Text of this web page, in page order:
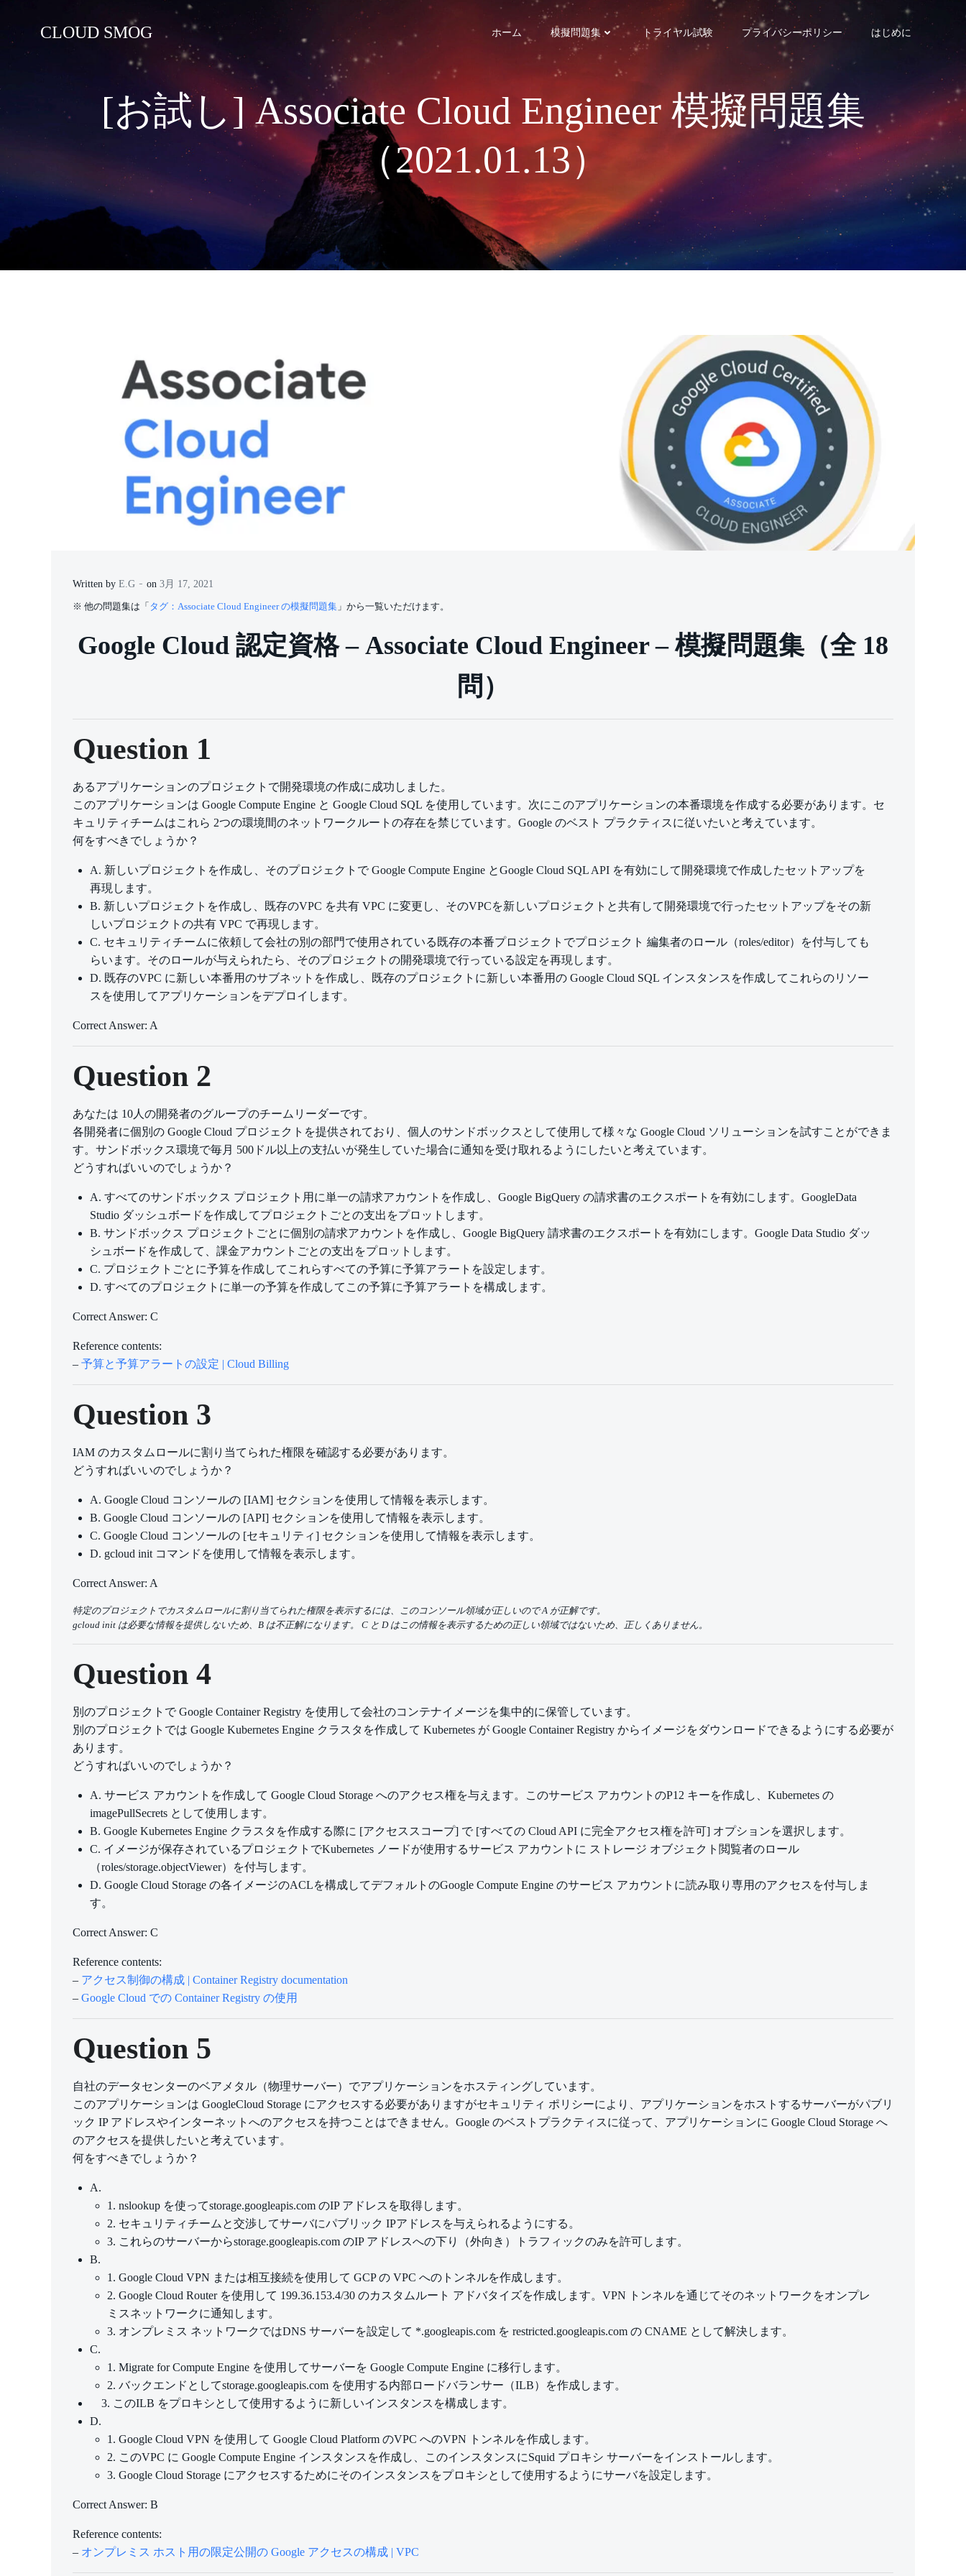
ス
CLOUD SMOG ホーム 模擬問題集 トライヤル試験 プライバシーポリシー はじめに
[お試し] Associate Cloud Engineer 模擬問題集
（2021.01.13）
Written by E.G - on 3月 17, 2021
※ 他の問題集は「 タグ：Associate Cloud Engineer の模擬問題集 」から一覧いただけます。
Google Cloud 認定資格 – Associate Cloud Engineer – 模擬問題集（全 18
問）
Question 1
あるアプリケーションのプロジェクトで開発環境の作成に成功しました。
このアプリケーションは Google Compute Engine と Google Cloud SQL を使用しています。次にこのアプリケーションの本番環境を作成する必要があります。セ
キュリティチームはこれら 2つの環境間のネットワークルートの存在を禁じています。Google のベスト プラクティスに従いたいと考えています。
何をすべきでしょうか？
A. 新しいプロジェクトを作成し、そのプロジェクトで Google Compute Engine とGoogle Cloud SQL API を有効にして開発環境で作成したセットアップを
再現します。
B. 新しいプロジェクトを作成し、既存のVPC を共有 VPC に変更し、そのVPCを新しいプロジェクトと共有して開発環境で行ったセットアップをその新
しいプロジェクトの共有 VPC で再現します。
C. セキュリティチームに依頼して会社の別の部門で使用されている既存の本番プロジェクトでプロジェクト 編集者のロール（roles/editor）を付与しても
らいます。そのロールが与えられたら、そのプロジェクトの開発環境で行っている設定を再現します。
D. 既存のVPC に新しい本番用のサブネットを作成し、既存のプロジェクトに新しい本番用の Google Cloud SQL インスタンスを作成してこれらのリソー
スを使用してアプリケーションをデプロイします。
Correct Answer: A
Question 2
あなたは 10人の開発者のグループのチームリーダーです。
各開発者に個別の Google Cloud プロジェクトを提供されており、個人のサンドボックスとして使用して様々な Google Cloud ソリューションを試すことができま
す。サンドボックス環境で毎月 500ドル以上の支払いが発生していた場合に通知を受け取れるようにしたいと考えています。
どうすればいいのでしょうか？
A. すべてのサンドボックス プロジェクト用に単一の請求アカウントを作成し、Google BigQuery の請求書のエクスポートを有効にします。GoogleData
Studio ダッシュボードを作成してプロジェクトごとの支出をプロットします。
B. サンドボックス プロジェクトごとに個別の請求アカウントを作成し、Google BigQuery 請求書のエクスポートを有効にします。Google Data Studio ダッ
シュボードを作成して、課金アカウントごとの支出をプロットします。
C. プロジェクトごとに予算を作成してこれらすべての予算に予算アラートを設定します。
D. すべてのプロジェクトに単一の予算を作成してこの予算に予算アラートを構成します。
Correct Answer: C
Reference contents:
– 予算と予算アラートの設定 | Cloud Billing
Question 3
IAM のカスタムロールに割り当てられた権限を確認する必要があります。
どうすればいいのでしょうか？
A. Google Cloud コンソールの [IAM] セクションを使用して情報を表示します。
B. Google Cloud コンソールの [API] セクションを使用して情報を表示します。
C. Google Cloud コンソールの [セキュリティ] セクションを使用して情報を表示します。
D. gcloud init コマンドを使用して情報を表示します。
Correct Answer: A
特定のプロジェクトでカスタムロールに割り当てられた権限を表示するには、このコンソール領域が正しいので A が正解です。
gcloud init は必要な情報を提供しないため、B は不正解になります。 C と D はこの情報を表示するための正しい領域ではないため、正しくありません。
Question 4
別のプロジェクトで Google Container Registry を使用して会社のコンテナイメージを集中的に保管しています。
別のプロジェクトでは Google Kubernetes Engine クラスタを作成して Kubernetes が Google Container Registry からイメージをダウンロードできるようにする必要が
あります。
どうすればいいのでしょうか？
A. サービス アカウントを作成して Google Cloud Storage へのアクセス権を与えます。このサービス アカウントのP12 キーを作成し、Kubernetes の
imagePullSecrets として使用します。
B. Google Kubernetes Engine クラスタを作成する際に [アクセススコープ] で [すべての Cloud API に完全アクセス権を許可] オプションを選択します。
C. イメージが保存されているプロジェクトでKubernetes ノードが使用するサービス アカウントに ストレージ オブジェクト閲覧者のロール
（roles/storage.objectViewer）を付与します。
D. Google Cloud Storage の各イメージのACLを構成してデフォルトのGoogle Compute Engine のサービス アカウントに読み取り専用のアクセスを付与しま
す。
Correct Answer: C
Reference contents:
– アクセス制御の構成 | Container Registry documentation
– Google Cloud での Container Registry の使用
Question 5
自社のデータセンターのベアメタル（物理サーバー）でアプリケーションをホスティングしています。
このアプリケーションは GoogleCloud Storage にアクセスする必要がありますがセキュリティ ポリシーにより、アプリケーションをホストするサーバーがパブリ
ック IP アドレスやインターネットへのアクセスを持つことはできません。Google のベストプラクティスに従って、アプリケーションに Google Cloud Storage へ
のアクセスを提供したいと考えています。
何をすべきでしょうか？
A.
1. nslookup を使ってstorage.googleapis.com のIP アドレスを取得します。
2. セキュリティチームと交渉してサーバにパブリック IPアドレスを与えられるようにする。
3. これらのサーバーからstorage.googleapis.com のIP アドレスへの下り（外向き）トラフィックのみを許可します。
B.
1. Google Cloud VPN または相互接続を使用して GCP の VPC へのトンネルを作成します。
2. Google Cloud Router を使用して 199.36.153.4/30 のカスタムルート アドバタイズを作成します。VPN トンネルを通じてそのネットワークをオンプレ
ミスネットワークに通知します。
3. オンプレミス ネットワークではDNS サーバーを設定して *.googleapis.com を restricted.googleapis.com の CNAME として解決します。
C.
1. Migrate for Compute Engine を使用してサーバーを Google Compute Engine に移行します。
2. バックエンドとしてstorage.googleapis.com を使用する内部ロードバランサー（ILB）を作成します。
3. このILB をプロキシとして使用するように新しいインスタンスを構成します。
D.
1. Google Cloud VPN を使用して Google Cloud Platform のVPC へのVPN トンネルを作成します。
2. このVPC に Google Compute Engine インスタンスを作成し、このインスタンスにSquid プロキシ サーバーをインストールします。
3. Google Cloud Storage にアクセスするためにそのインスタンスをプロキシとして使用するようにサーバを設定します。
Correct Answer: B
Reference contents:
– オンプレミス ホスト用の限定公開の Google アクセスの構成 | VPC